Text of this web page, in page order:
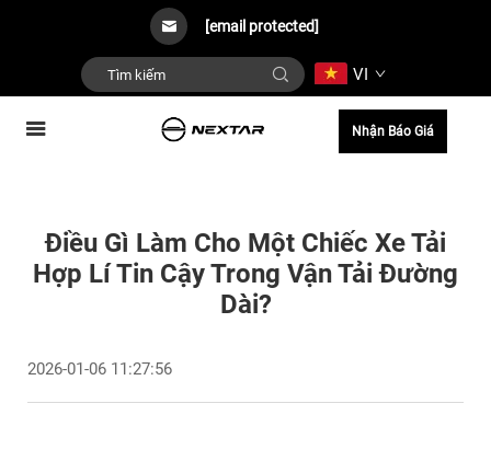
[email protected]
VI
Nhận Báo Giá
Điều Gì Làm Cho Một Chiếc Xe Tải
Hợp Lí Tin Cậy Trong Vận Tải Đường
Dài?
2026-01-06 11:27:56